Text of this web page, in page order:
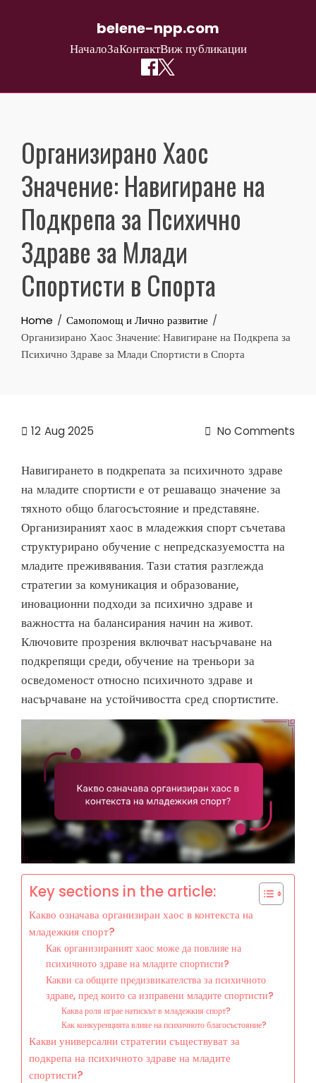
belene-npp.com
НачалоЗаКонтактВиж публикации
contentОрганизирано Хаос
Значение: Навигиране на
Подкрепа за Психично
Здраве за Млади
Спортисти в Спорта
Home
Самопомощ и Лично развитие
Организирано Хаос Значение: Навигиране на Подкрепа за
Психично Здраве за Млади Спортисти в Спорта
12 Aug 2025 No Comments
Навигирането в подкрепата за психичното здраве
на младите спортисти е от решаващо значение за
тяхното общо благосъстояние и представяне.
Организираният хаос в младежкия спорт съчетава
структурирано обучение с непредсказуемостта на
младите преживявания. Тази статия разглежда
стратегии за комуникация и образование,
иновационни подходи за психично здраве и
важността на балансирания начин на живот.
Ключовите прозрения включват насърчаване на
подкрепящи среди, обучение на треньори за
осведоменост относно психичното здраве и
насърчаване на устойчивостта сред спортистите.
Key sections in the article:
Какво означава организиран хаос в контекста на
младежкия спорт?
Как организираният хаос може да повлияе на
психичното здраве на младите спортисти?
Какви са общите предизвикателства за психичното
здраве, пред които са изправени младите спортисти?
Каква роля играе натискът в младежкия спорт?
Как конкуренцията влияе на психичното благосъстояние?
Какви универсални стратегии съществуват за
подкрепа на психичното здраве на младите
спортисти?